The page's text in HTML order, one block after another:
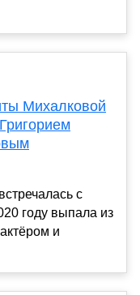
Михалковой
с
году выпала из
и